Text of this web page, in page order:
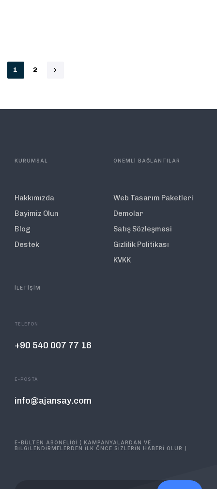
1 2
KURUMSAL
Hakkımızda
Bayimiz Olun
Blog
Destek
ÖNEMLİ BAĞLANTILAR
Web Tasarım Paketleri
Demolar
Satış Sözleşmesi
Gizlilik Politikası
KVKK
İLETİŞİM
TELEFON
+90 540 007 77 16
E-POSTA
info@ajansay.com
E-BÜLTEN ABONELİĞİ ( KAMPANYALARDAN VE
BİLGİLENDİRMELERDEN İLK ÖNCE SİZLERİN HABERİ OLUR )